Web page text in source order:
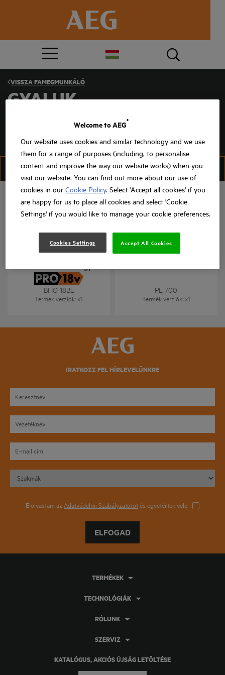
VISSZAFAMEGMUNKÁLÓ
GYALUK
SZŰRÉS RENDEZÉS
BHO 18BL
Termék verziók: x1
PL 700
Termék verziók: x1
IRATKOZZ FEL HÍRLEVELÜNKRE
Elolvastam az Adatvédelmi Szabályzatototés egyetértek vele
ELFOGAD
KATALÓGUS, AKCIÓS ÚJSÁG LETÖLTÉSE
TERMÉKEK
TECHNOLÓGIÁK
RÓLUNK
SZERVIZ
Welcome to AEG
®
Our website uses cookies and similar technology and we use
them for a range of purposes (including, to personalise
content and improve the way our website works) when you
visit our website. You can find out more about our use of
cookies in ourCookie Policy. Select 'Accept all cookies' if you
are happy for us to place all cookies and select 'Cookie
Settings' if you would like to manage your cookie preferences.
Cookies Settings Accept All Cookies